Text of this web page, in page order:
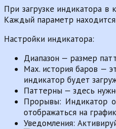
При загрузке индикатора в
Каждый параметр
Настройки индикатора:
Диапазон — размер
Мах. история баров —
индикатор будет
Паттерны — здесь
Прорывы: Индикатор
отображаться на
Уведомления: